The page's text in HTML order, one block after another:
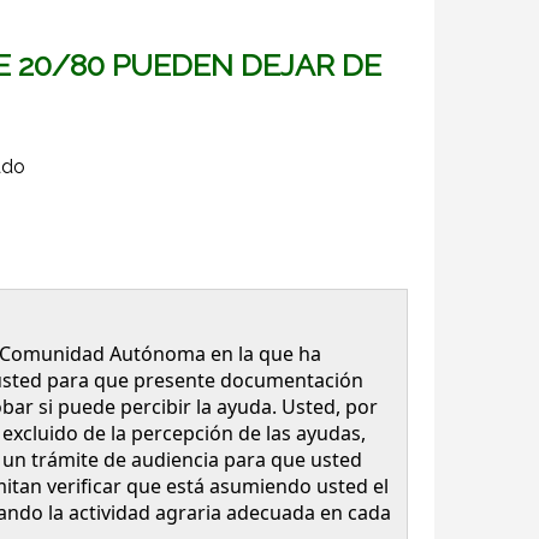
20/80 PUEDEN DEJAR DE
Autónoma en la que ha
para que presente documentación
si puede percibir la ayuda. Usted, por
de la percepción de las ayudas,
trámite de audiencia para que usted
verificar que está asumiendo usted el
la actividad agraria adecuada en cada